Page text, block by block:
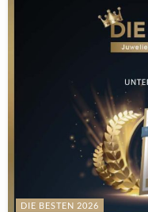
DIE BESTEN 2026